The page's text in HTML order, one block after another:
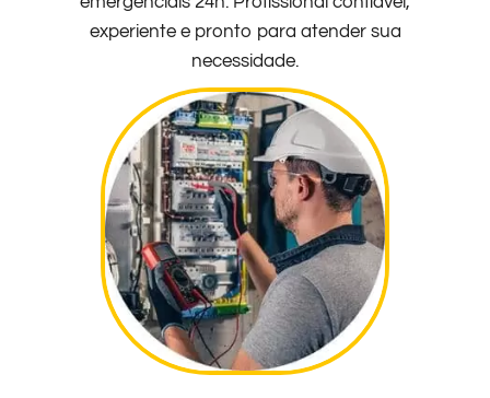
experiente e pronto para atender sua
necessidade.